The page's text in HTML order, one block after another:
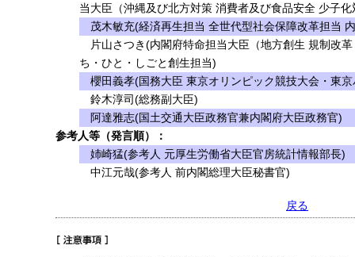
当大臣（沖縄及び北方対策 消費者及び食品安全 少子
茂木敏充(経済再生担当 全世代型社会保障改革担当
片山さつき(内閣府特命担当大臣（地方創生 規制改
ち・ひと・しごと創生担当)
櫻田義孝(国務大臣 東京オリンピック競技大会・東
鈴木淳司(総務副大臣)
阿達雅志(国土交通大臣政務官兼内閣府大臣政務官)
参考人等（発言順）：
姉崎猛(参考人 元厚生労働省大臣官房統計情報部長)
中江元哉(参考人 前内閣総理大臣秘書官)
戻る